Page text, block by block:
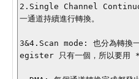
2.Single Channel
一通道持續進行轉換。
3&4.Scan mode: 也分為轉換
egister 只有一個，所以要用